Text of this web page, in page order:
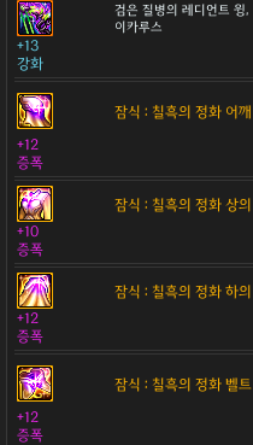
검은 질병의 레디언트 윙,
이카루스
+13
강화
잠식 : 칠흑의 정화 어깨
+12
증폭
잠식 : 칠흑의 정화 상의
+10
증폭
잠식 : 칠흑의 정화 하의
+12
증폭
잠식 : 칠흑의 정화 벨트
+12
증폭